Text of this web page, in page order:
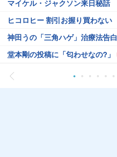
マイケル・ジャクソン来日秘話
ヒコロヒー 割引お握り買わない
神田うの「三角ハゲ」治療法告白
堂本剛の投稿に「匂わせなの?」